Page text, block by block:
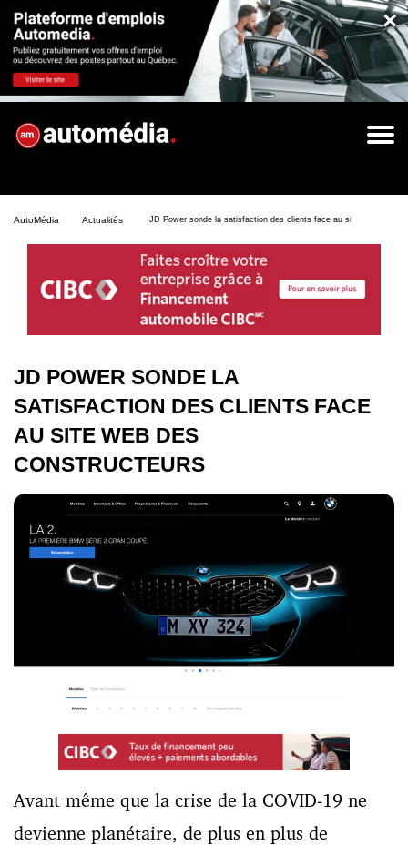
×
AutoMédia Actualités JD Power sonde la satisfaction des clients face au site Web des
JD POWER SONDE LA
SATISFACTION DES CLIENTS FACE
AU SITE WEB DES
CONSTRUCTEURS
Avant même que la crise de la COVID-19 ne
devienne planétaire, de plus en plus de